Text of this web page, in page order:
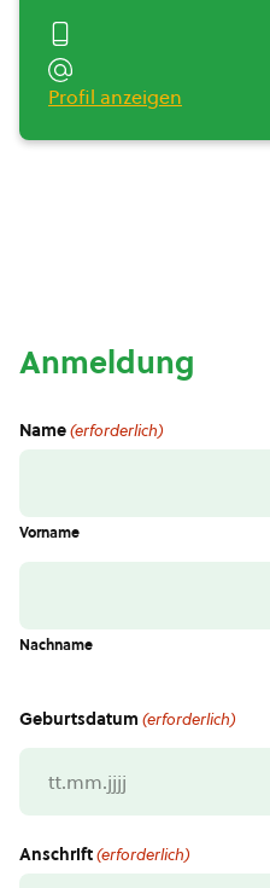
Profil anzeigen
Anmeldung
Name(erforderlich)
Vorname
Nachname
Geburtsdatum (erforderlich)
MM
Anschrift(erforderlich)